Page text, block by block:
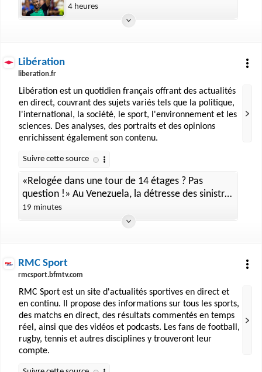
Montréal
4 heures
Libération
liberation.fr
Libération est un quotidien français offrant des actualités
en direct, couvrant des sujets variés tels que la politique,
l'international, la société, le sport, l'environnement et les
sciences. Des analyses, des portraits et des opinions
enrichissent également son contenu.
«Relogée dans une tour de 14 étages ? Pas
question !» Au Venezuela, la détresse des sinistrés
quarante jours après
19 minutes
RMC Sport
rmcsport.bfmtv.com
RMC Sport est un site d'actualités sportives en direct et
en continu. Il propose des informations sur tous les sports,
des matchs en direct, des résultats commentés en temps
réel, ainsi que des vidéos et podcasts. Les fans de football,
rugby, tennis et autres disciplines y trouveront leur
compte.